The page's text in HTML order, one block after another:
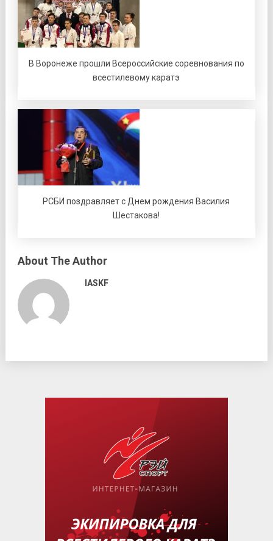
В Воронеже прошли Всероссийские соревнования по
всестилевому каратэ
РСБИ поздравляет с Днем рождения Василия
Шестакова!
About The Author
IASKF